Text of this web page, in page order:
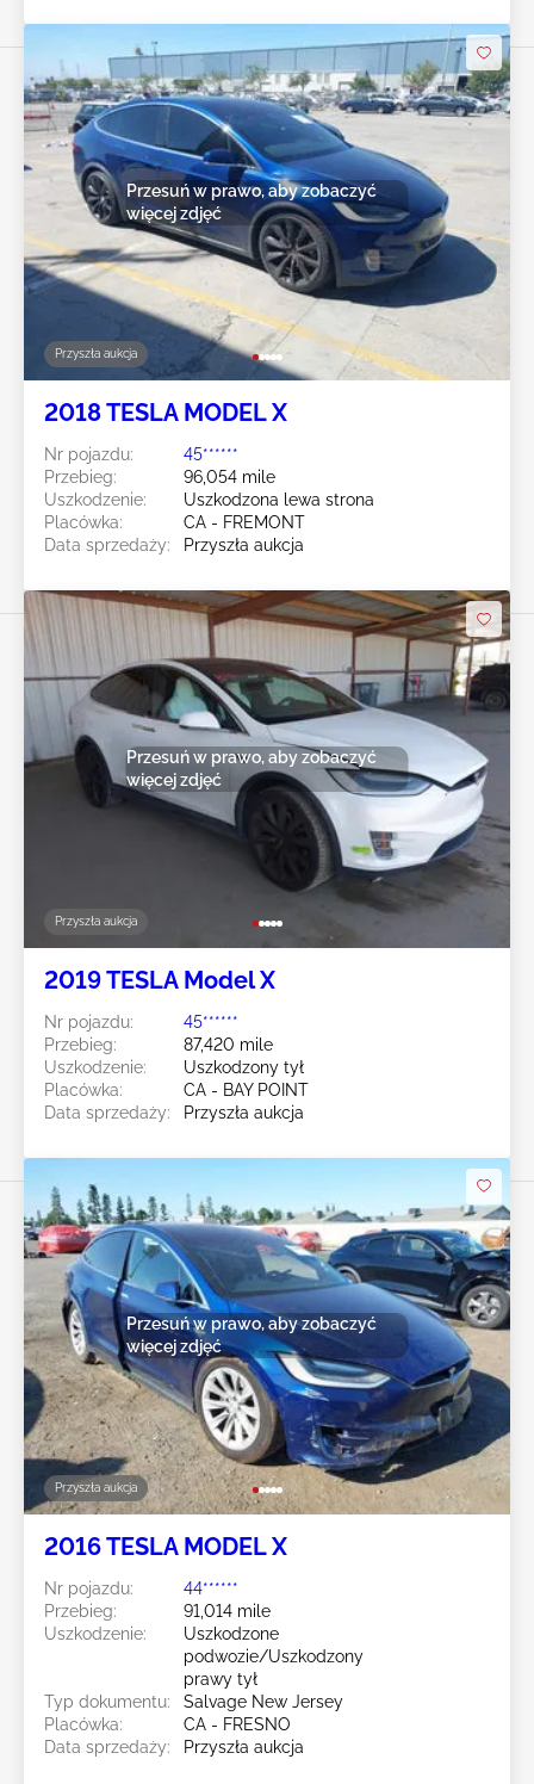
Przyszła aukcja
Przesuń w prawo, aby zobaczyć
więcej zdjęć
2018 TESLA MODEL X
Nr pojazdu:
45******
Przebieg:
96,054 mile
Uszkodzenie:
Uszkodzona lewa strona
Placówka:
CA - FREMONT
Data sprzedaży:
Przyszła aukcja
Przyszła aukcja
Przesuń w prawo, aby zobaczyć
więcej zdjęć
2019 TESLA Model X
Nr pojazdu:
45******
Przebieg:
87,420 mile
Uszkodzenie:
Uszkodzony tył
Placówka:
CA - BAY POINT
Data sprzedaży:
Przyszła aukcja
Przyszła aukcja
Przesuń w prawo, aby zobaczyć
więcej zdjęć
2016 TESLA MODEL X
Nr pojazdu:
44******
Przebieg:
91,014 mile
Uszkodzenie:
Uszkodzone
podwozie/Uszkodzony
prawy tył
Typ dokumentu:
Salvage New Jersey
Placówka:
CA - FRESNO
Data sprzedaży:
Przyszła aukcja